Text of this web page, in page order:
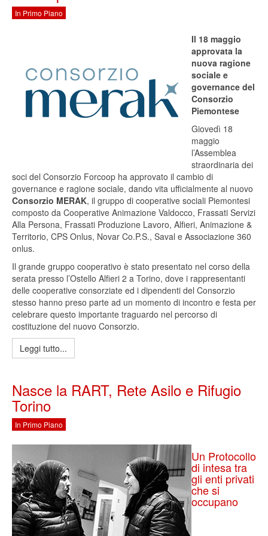
In Primo Piano
Il 18 maggio
approvata la
nuova ragione
sociale e
governance del
Consorzio
Piemontese
Giovedì 18
maggio
l’Assemblea
straordinaria dei
soci del Consorzio Forcoop ha approvato il cambio di
governance e ragione sociale, dando vita ufficialmente al nuovo
Consorzio MERAK, il gruppo di cooperative sociali Piemontesi
composto da Cooperative Animazione Valdocco, Frassati Servizi
Alla Persona, Frassati Produzione Lavoro, Alfieri, Animazione &
Territorio, CPS Onlus, Novar Co.P.S., Saval e Associazione 360
onlus.
Il grande gruppo cooperativo è stato presentato nel corso della
serata presso l’Ostello Alfieri 2 a Torino, dove i rappresentanti
delle cooperative consorziate ed i dipendenti del Consorzio
stesso hanno preso parte ad un momento di incontro e festa per
celebrare questo importante traguardo nel percorso di
costituzione del nuovo Consorzio.
Leggi tutto...
Nasce la RART, Rete Asilo e Rifugio
Torino
In Primo Piano
Un Protocollo
di intesa tra
gli enti privati
che si
occupano